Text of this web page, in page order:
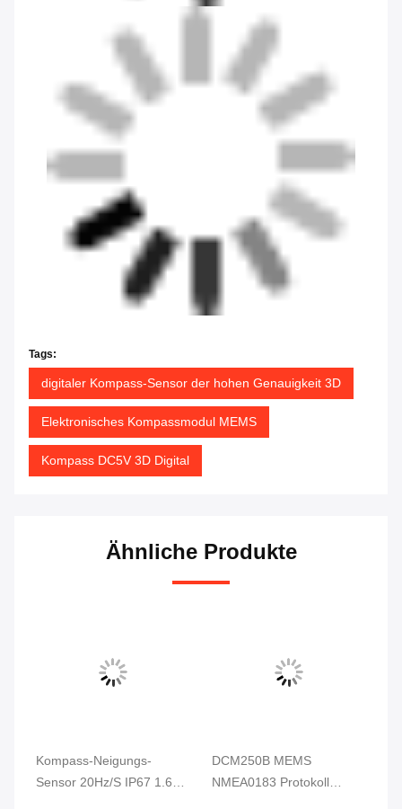
Tags:
digitaler Kompass-Sensor der hohen Genauigkeit 3D
Elektronisches Kompassmodul MEMS
Kompass DC5V 3D Digital
Ähnliche Produkte
Kompass-Neigungs-
Sensor 20Hz/S IP67 1.6cm
DCM250B MEMS
NMEA0183 Protokoll